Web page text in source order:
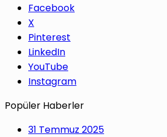
Facebook
X
Pinterest
LinkedIn
YouTube
Instagram
Popüler Haberler
31 Temmuz 2025